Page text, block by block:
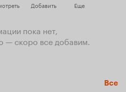
Добавить Еще
пока нет,
— скоро все добавим.
Все